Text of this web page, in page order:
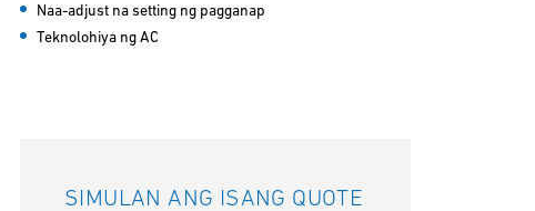
Naa-adjust na setting ng pagganap
Teknolohiya ng AC
SIMULAN ANG ISANG QUOTE